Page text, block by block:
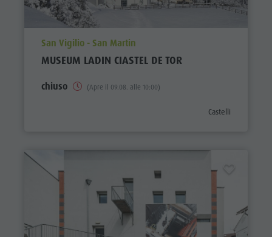
aria.poi_location_prefix
San Vigilio - San Martin
MUSEUM LADIN CIASTEL DE TOR
chiuso (Apre il 09.08. alle 10:00)
Castelli